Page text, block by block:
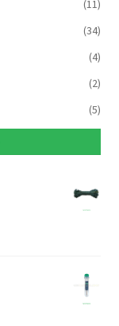
(11)
(34)
(4)
(2)
(5)